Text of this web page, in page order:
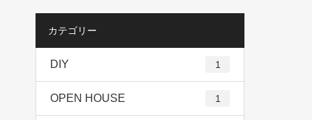
カテゴリー
DIY 1
OPEN HOUSE 1